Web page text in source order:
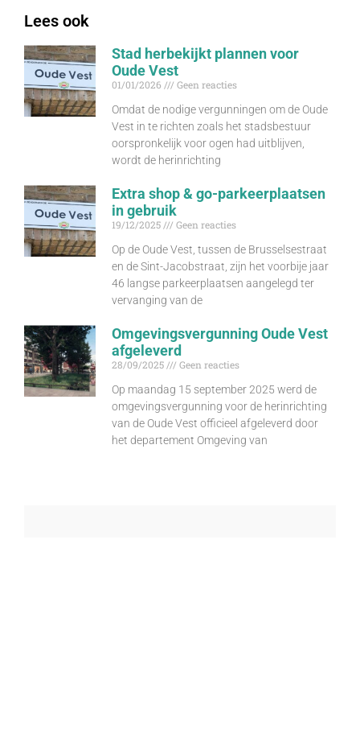
Lees ook
Stad herbekijkt plannen voor
Oude Vest
01/01/2026
Geen reacties
Omdat de nodige vergunningen om de Oude
Vest in te richten zoals het stadsbestuur
oorspronkelijk voor ogen had uitblijven,
wordt de herinrichting
Extra shop & go-parkeerplaatsen
in gebruik
19/12/2025
Geen reacties
Op de Oude Vest, tussen de Brusselsestraat
en de Sint-Jacobstraat, zijn het voorbije jaar
46 langse parkeerplaatsen aangelegd ter
vervanging van de
Omgevingsvergunning Oude Vest
afgeleverd
28/09/2025
Geen reacties
Op maandag 15 september 2025 werd de
omgevingsvergunning voor de herinrichting
van de Oude Vest officieel afgeleverd door
het departement Omgeving van